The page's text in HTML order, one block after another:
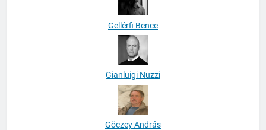
Gellérfi Bence
Gianluigi Nuzzi
Göczey András